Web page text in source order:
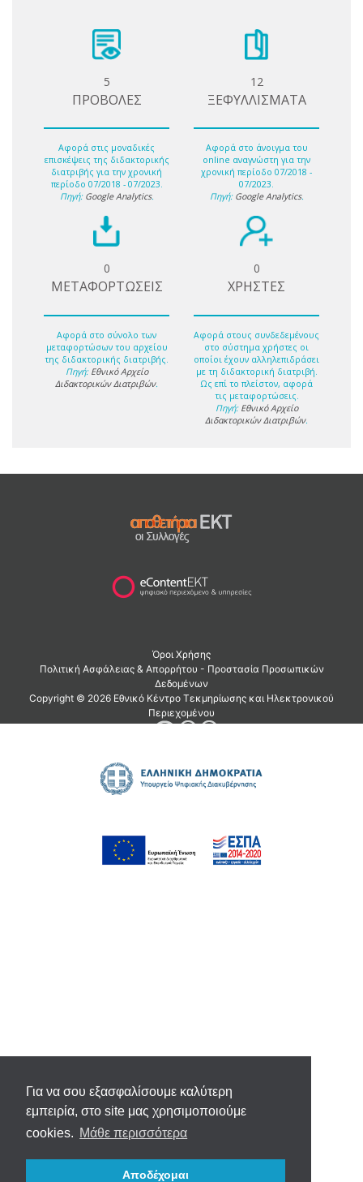
Για να σου εξασφαλίσουμε καλύτερη
εμπειρία, στο site μας χρησιμοποιούμε
cookies. Μάθε περισσότερα
Αποδέχομαι
5
ΠΡΟΒΟΛΕΣ
Αφορά στις μοναδικές
επισκέψεις της διδακτορικής
διατριβής για την χρονική
περίοδο 07/2018 - 07/2023.
Πηγή: Google Analytics.
12
ΞΕΦΥΛΛΙΣΜΑΤΑ
Αφορά στο άνοιγμα του
online αναγνώστη για την
χρονική περίοδο 07/2018 -
07/2023.
Πηγή: Google Analytics.
0
ΜΕΤΑΦΟΡΤΩΣΕΙΣ
Αφορά στο σύνολο των
μεταφορτώσων του αρχείου
της διδακτορικής διατριβής.
Πηγή: Εθνικό Αρχείο
Διδακτορικών Διατριβών.
0
ΧΡΗΣΤΕΣ
Αφορά στους συνδεδεμένους
στο σύστημα χρήστες οι
οποίοι έχουν αλληλεπιδράσει
με τη διδακτορική διατριβή.
Ως επί το πλείστον, αφορά
τις μεταφορτώσεις.
Πηγή: Εθνικό Αρχείο
Διδακτορικών Διατριβών.